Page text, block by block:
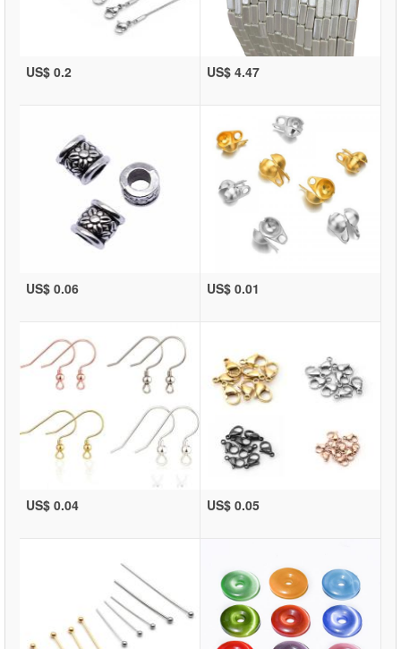
US$ 0.2 US$ 4.47
US$ 0.06 US$ 0.01
US$ 0.04 US$ 0.05